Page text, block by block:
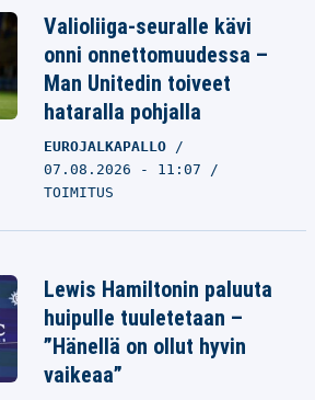
Valioliiga-seuralle kävi
onni onnettomuudessa –
Man Unitedin toiveet
hataralla pohjalla
EUROJALKAPALLO
07.08.2026 - 11:07
TOIMITUS
Lewis Hamiltonin paluuta
huipulle tuuletetaan –
”Hänellä on ollut hyvin
vaikeaa”